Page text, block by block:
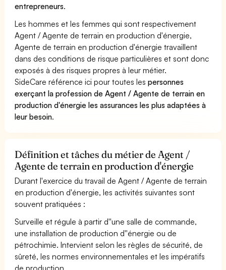
entrepreneurs.
Les hommes et les femmes qui sont respectivement
Agent / Agente de terrain en production d'énergie,
Agente de terrain en production d'énergie travaillent
dans des conditions de risque particulières et sont donc
exposés à des risques propres à leur métier.
SideCare référence ici pour toutes lespersonnes
exerçant la profession de Agent / Agente de terrain en
production d'énergie les assurances les plus adaptées à
leur besoin.
Définition et tâches du métier de Agent /
Agente de terrain en production d'énergie
Durant l'exercice du travail de Agent / Agente de terrain
en production d'énergie, les activités suivantes sont
souvent pratiquées :
Surveille et régule à partir d''une salle de commande,
une installation de production d''énergie ou de
pétrochimie. Intervient selon les règles de sécurité, de
sûreté, les normes environnementales et les impératifs
de production.